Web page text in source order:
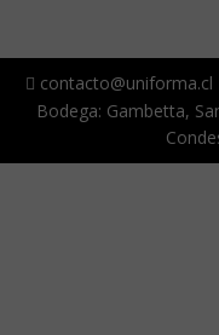
contacto@uniforma.cl
Bodega: Gambetta,